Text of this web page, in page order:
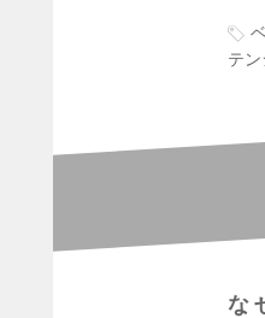
テン
な